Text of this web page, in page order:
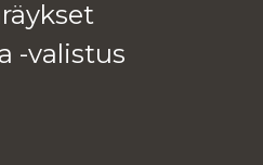
-va­lis­tus